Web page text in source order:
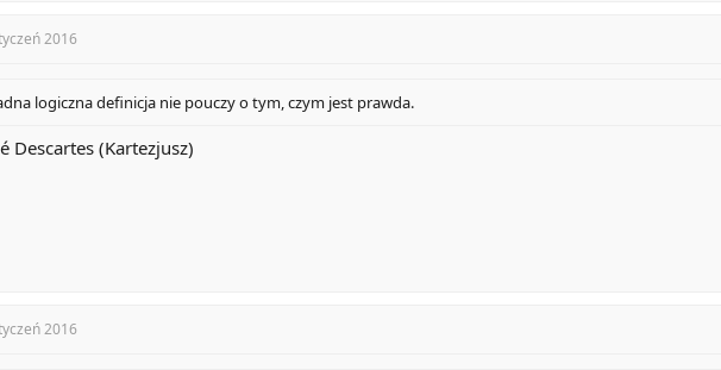
t
n
s
2016
logiczna definicja nie pouczy o tym, czym jest prawda.
Descartes (Kartezjusz)
2016